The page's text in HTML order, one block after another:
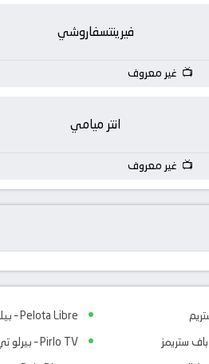
فيرينتسفاروشي
غير معروف
انتر ميامي
غير معروف
Pelota Libre – بيلوتا ليبري
Pirlo TV – بيرلو تي في